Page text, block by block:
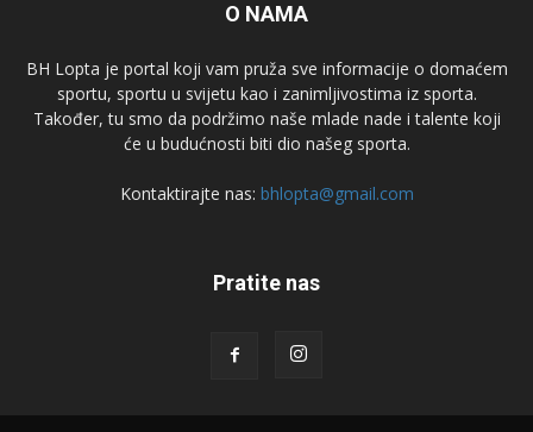
O NAMA
BH Lopta je portal koji vam pruža sve informacije o domaćem
sportu, sportu u svijetu kao i zanimljivostima iz sporta.
Također, tu smo da podržimo naše mlade nade i talente koji
će u budućnosti biti dio našeg sporta.
Kontaktirajte nas: bhlopta@gmail.com
Pratite nas